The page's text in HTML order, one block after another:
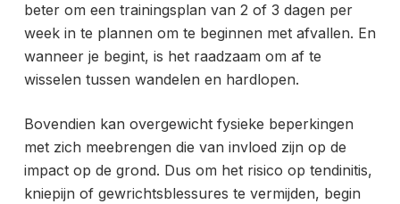
beter om een trainingsplan van 2 of 3 dagen per
week in te plannen om te beginnen met afvallen. En
wanneer je begint, is het raadzaam om af te
wisselen tussen wandelen en hardlopen.
Bovendien kan overgewicht fysieke beperkingen
met zich meebrengen die van invloed zijn op de
impact op de grond. Dus om het risico op tendinitis,
kniepijn of gewrichtsblessures te vermijden, begin